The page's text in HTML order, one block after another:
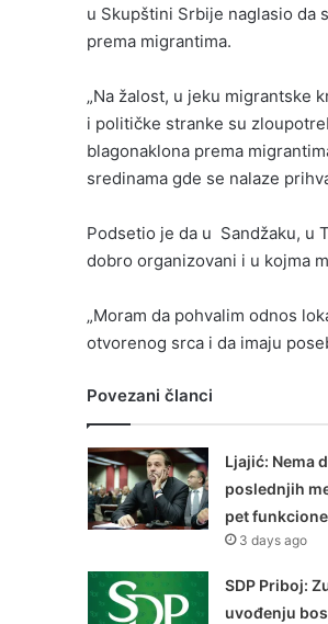
u Skupštini Srbije naglasio da
prema migrantima.
„Na žalost, u jeku migrantske
i političke stranke su
blagonaklona prema
sredinama gde se nalaze
Podsetio je da u Sandžaku, u
dobro organizovani i u kojma
„Moram da pohvalim odnos
otvorenog srca i da imaju
Povezani članci
Ljajić: Nema
poslednjih
pet
3 days ago
SDP Priboj:
uvođenju